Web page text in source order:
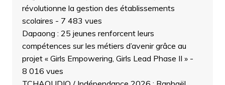
révolutionne la gestion des établissements
scolaires - 7 483 vues
Dapaong : 25 jeunes renforcent leurs
compétences sur les métiers d’avenir grâce au
projet « Girls Empowering, Girls Lead Phase II »-
8 016 vues